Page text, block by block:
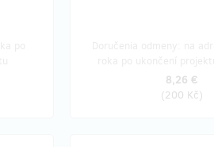
8,26 €
(200 Kč)